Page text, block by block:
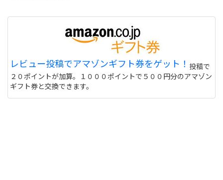
レビュー投稿でアマゾンギフト券をゲット！ 投稿で
２０ポイントが加算。１０００ポイントで５００円分のアマゾン
ギフト券と交換できます。